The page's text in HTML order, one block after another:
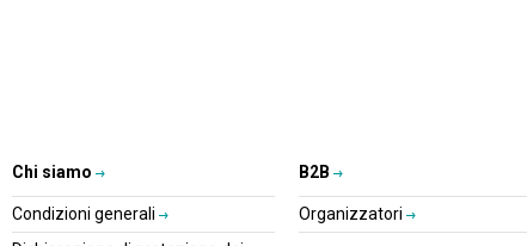
Chi siamo
Condizioni generali
B2B
Organizzatori